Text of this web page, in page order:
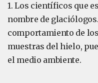
1. Los científicos que
nombre de
comportamiento de
muestras del hielo,
el medio ambiente.